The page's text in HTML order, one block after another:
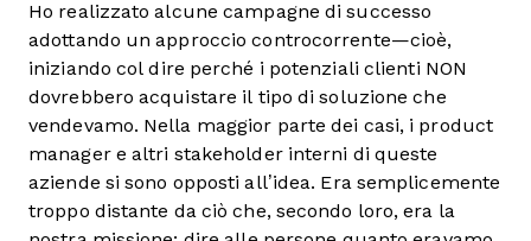
Ho realizzato alcune campagne di successo
adottando un approccio controcorrente—cioè,
iniziando col dire perché i potenziali clienti NON
dovrebbero acquistare il tipo di soluzione che
vendevamo. Nella maggior parte dei casi, i product
manager e altri stakeholder interni di queste
aziende si sono opposti all’idea. Era semplicemente
troppo distante da ciò che, secondo loro, era la